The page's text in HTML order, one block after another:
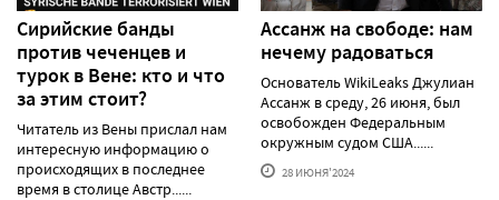
Сирийские банды
против чеченцев и
турок в Вене: кто и что
за этим стоит?
Читатель из Вены прислал нам
интересную информацию о
происходящих в последнее
время в столице Австр......
Ассанж на свободе: нам
нечему радоваться
Основатель WikiLeaks Джулиан
Ассанж в среду, 26 июня, был
освобожден Федеральным
окружным судом США......
28 ИЮНЯ'2024